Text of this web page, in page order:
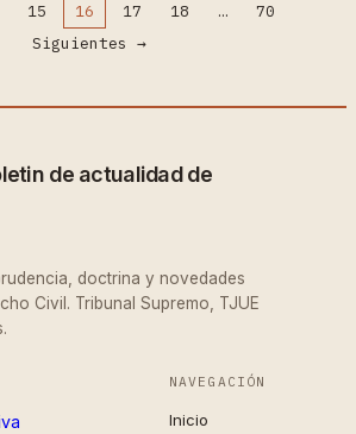
15 16 17 18 …
70
Siguientes →
de actualidad de
doctrina y novedades
Civil. Tribunal Supremo, TJUE
NAVEGACIÓN
Inicio